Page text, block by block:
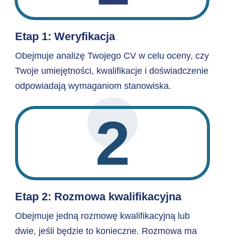
Etap 1: Weryfikacja
Obejmuje analizę Twojego CV w celu oceny, czy
Twoje umiejętności, kwalifikacje i doświadczenie
odpowiadają wymaganiom stanowiska.
Etap 2: Rozmowa kwalifikacyjna
Obejmuje jedną rozmowę kwalifikacyjną lub
dwie, jeśli będzie to konieczne. Rozmowa ma
2